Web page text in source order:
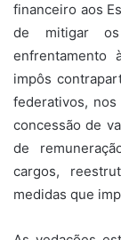
financeiro aos
de mitigar
enfrentamento
impôs
federativos,
concessão de
de
cargos,
medidas que